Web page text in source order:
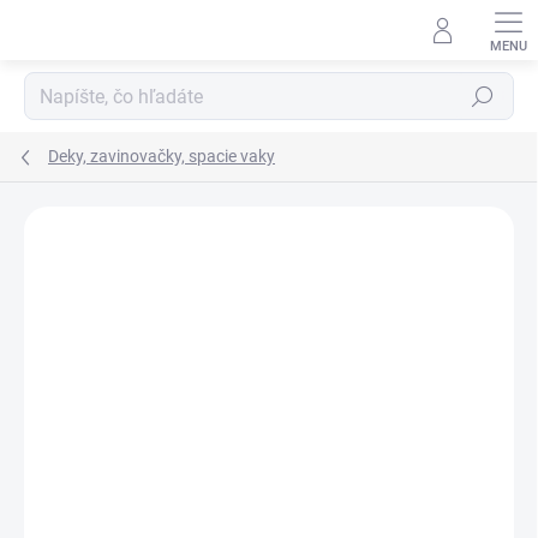
Hľadať
Deky, zavinovačky, spacie vaky